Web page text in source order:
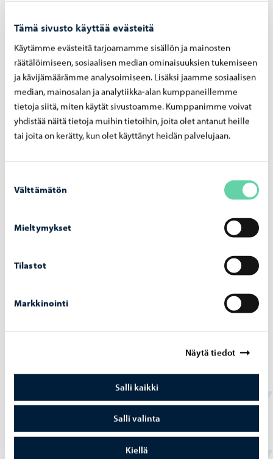
Tämä sivusto käyttää evästeitä
Käytämme evästeitä tarjoamamme sisällön ja mainosten
räätälöimiseen, sosiaalisen median ominaisuuksien tukemiseen
ja kävijämäärämme analysoimiseen. Lisäksi jaamme sosiaalisen
median, mainosalan ja analytiikka-alan kumppaneillemme
tietoja siitä, miten käytät sivustoamme. Kumppanimme voivat
yhdistää näitä tietoja muihin tietoihin, joita olet antanut heille
tai joita on kerätty, kun olet käyttänyt heidän palvelujaan.
valinta
Välttämätön
Mieltymykset
Tilastot
Markkinointi
Näytä tiedot
Salli kaikki
Salli valinta
Kiellä
Opetus ja koulutus-03.08.2026
Op­pi­las­ko­nei­den verk­ko­tur­val­li­suut­ta vah­
vis­te­taan hait­ta­si­vus­to­jen la­taa­mi­sen es­tä­
väl­lä pal­ve­lul­la
Aleksanterinkadun silta-03.08.2026
Alek­san­te­rin­ka­dun silta ava­taan lii­ken­teel­le